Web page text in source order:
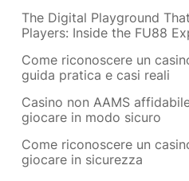
The Digital Playground
Players: Inside the FU88
Come riconoscere un
guida pratica e casi reali
Casino non AAMS
giocare in modo sicuro
Come riconoscere un
giocare in sicurezza